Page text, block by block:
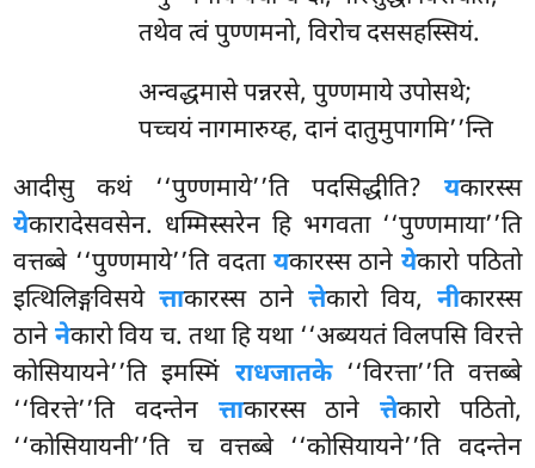
तथेव त्वं पुण्णमनो, विरोच दससहस्सियं.
अन्वद्धमासे पन्नरसे, पुण्णमाये उपोसथे;
पच्चयं नागमारुय्ह, दानं दातुमुपागमि’’न्ति
आदीसु कथं ‘‘पुण्णमाये’’ति पदसिद्धीति? यकारस्स
येकारादेसवसेन. धम्मिस्सरेन हि भगवता ‘‘पुण्णमाया’’ति
वत्तब्बे ‘‘पुण्णमाये’’ति वदता यकारस्स ठानेयेकारो पठितो
इत्थिलिङ्गविसये त्ताकारस्स ठाने त्तेकारोविय, नीकारस्स
ठाने नेकारो विय च. तथा हि यथा ‘‘अब्ययतं विलपसि विरत्ते
कोसियायने’’ति इमस्मिं राधजातके‘‘विरत्ता’’ति वत्तब्बे
‘‘विरत्ते’’ति वदन्तेन त्ताकारस्स ठानेत्तेकारो पठितो,
‘‘कोसियायनी’’ति च वत्तब्बे ‘‘कोसियायने’’ति वदन्तेन